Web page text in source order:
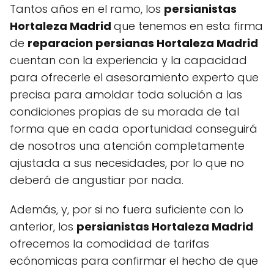
Tantos años en el ramo, los persianistas
Hortaleza Madrid que tenemos en esta firma
de reparacion persianas Hortaleza Madrid
cuentan con la experiencia y la capacidad
para ofrecerle el asesoramiento experto que
precisa para amoldar toda solución a las
condiciones propias de su morada de tal
forma que en cada oportunidad conseguirá
de nosotros una atención completamente
ajustada a sus necesidades, por lo que no
deberá de angustiar por nada.
Además, y, por si no fuera suficiente con lo
anterior, los persianistas Hortaleza Madrid
ofrecemos la comodidad de tarifas
ecónomicas para confirmar el hecho de que